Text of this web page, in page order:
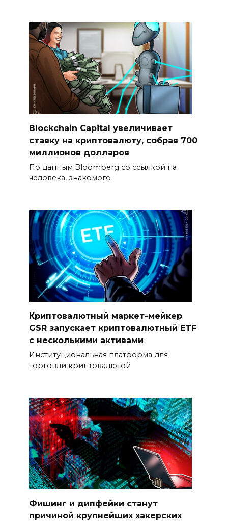
Blockchain Capital увеличивает
ставку на криптовалюту, собрав 700
миллионов долларов
По данным Bloomberg со ссылкой на
человека, знакомого
Криптовалютный маркет-мейкер
GSR запускает криптовалютный ETF
с несколькими активами
Институциональная платформа для
торговли криптовалютой
Фишинг и дипфейки станут
причиной крупнейших хакерских